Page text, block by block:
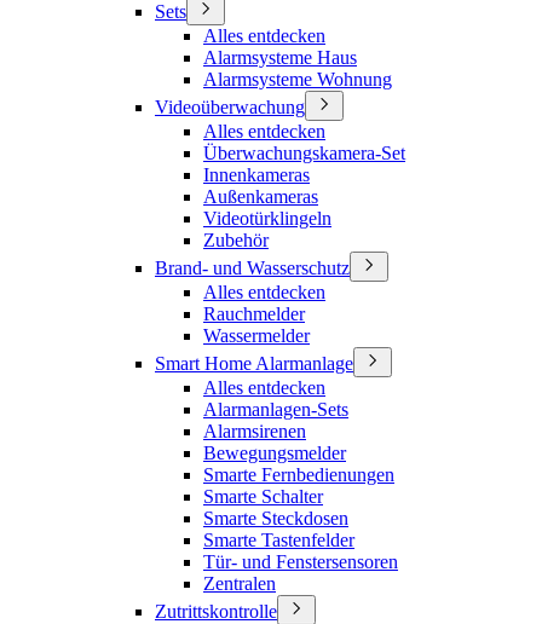
Sets
Alles entdecken
Alarmsysteme Haus
Alarmsysteme Wohnung
Videoüberwachung
Alles entdecken
Überwachungskamera-Set
Innenkameras
Außenkameras
Videotürklingeln
Zubehör
Brand- und Wasserschutz
Alles entdecken
Rauchmelder
Wassermelder
Smart Home Alarmanlage
Alles entdecken
Alarmanlagen-Sets
Alarmsirenen
Bewegungsmelder
Smarte Fernbedienungen
Smarte Schalter
Smarte Steckdosen
Smarte Tastenfelder
Tür- und Fenstersensoren
Zentralen
Zutrittskontrolle